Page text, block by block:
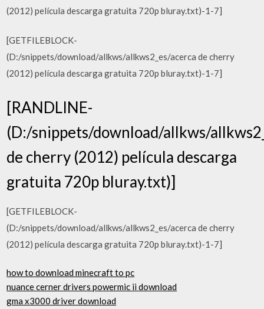
(2012) película descarga gratuita 720p bluray.txt)-1-7]
[GETFILEBLOCK-
(D:/snippets/download/allkws/allkws2_es/acerca de cherry
(2012) película descarga gratuita 720p bluray.txt)-1-7]
[RANDLINE-
(D:/snippets/download/allkws/
de cherry (2012) película descarga
gratuita 720p bluray.txt)]
[GETFILEBLOCK-
(D:/snippets/download/allkws/allkws2_es/acerca de cherry
(2012) película descarga gratuita 720p bluray.txt)-1-7]
how to download minecraft to pc
nuance cerner drivers powermic ii download
gma x3000 driver download